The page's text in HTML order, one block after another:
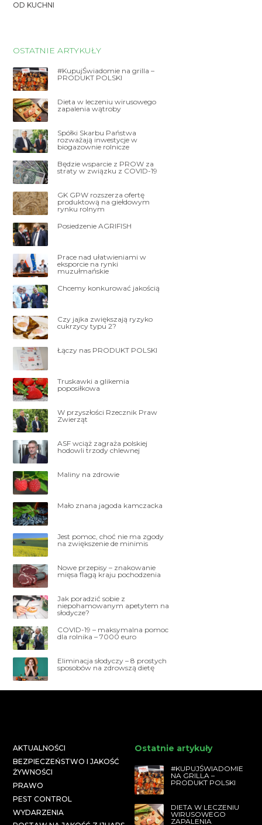
OD KUCHNI
OSTATNIE ARTYKUŁY
#KupujŚwiadomie na grilla –
PRODUKT POLSKI
Dieta w leczeniu wirusowego
zapalenia wątroby
Spółki Skarbu Państwa
rozważają inwestycje w
biogazownie rolnicze
Będzie wsparcie z PROW za
straty w związku z COVID-19
GK GPW rozszerza ofertę
produktową na giełdowym
rynku rolnym
Posiedzenie AGRIFISH
Prace nad ułatwieniami w
eksporcie na rynki
muzułmańskie
Chcemy konkurować jakością
Czy jajka zwiększają ryzyko
cukrzycy typu 2?
Łączy nas PRODUKT POLSKI
Truskawki a glikemia
poposiłkowa
W przyszłości Rzecznik Praw
Zwierząt
ASF wciąż zagraża polskiej
hodowli trzody chlewnej
Maliny na zdrowie
Mało znana jagoda kamczacka
Jest pomoc, choć nie ma zgody
na zwiększenie de minimis
Nowe przepisy – znakowanie
mięsa flagą kraju pochodzenia
Jak poradzić sobie z
niepohamowanym apetytem na
słodycze?
COVID-19 – maksymalna pomoc
dla rolnika – 7000 euro
Eliminacja słodyczy – 8 prostych
sposobów na zdrowszą dietę
AKTUALNOŚCI
BEZPIECZEŃSTWO I JAKOŚĆ
ŻYWNOŚCI
PRAWO
PEST CONTROL
WYDARZENIA
Ostatnie artykuły
#KUPUJŚWIADOMIE
NA GRILLA –
PRODUKT POLSKI
DIETA W LECZENIU
WIRUSOWEGO
ZAPALENIA